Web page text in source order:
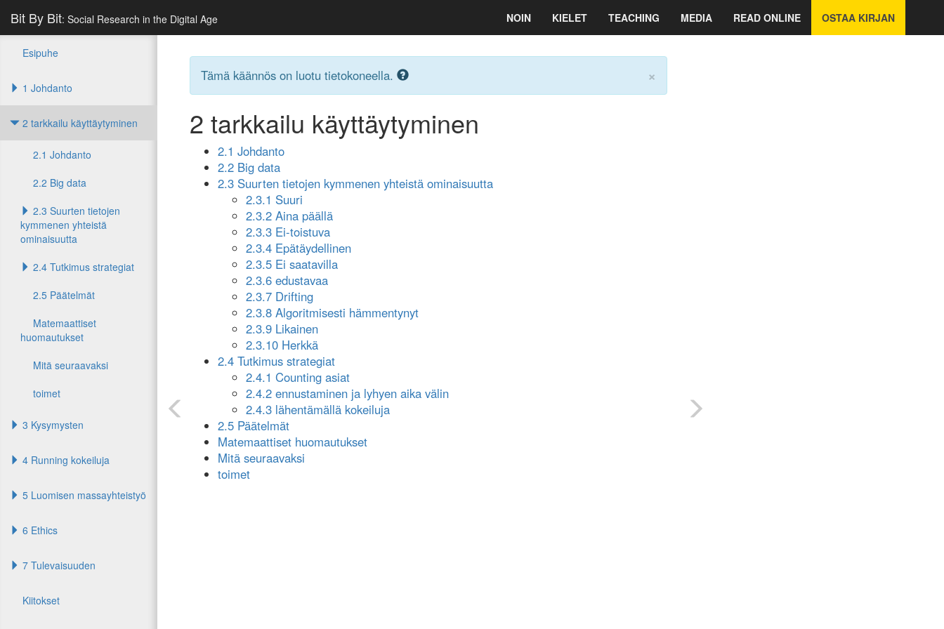
Bit By Bit: Social Research in the Digital Age NOIN KIELET TEACHING MEDIA READ ONLINE OSTAA KIRJAN
Esipuhe
1 Johdanto
2 tarkkailu käyttäytyminen
2.1 Johdanto
2.2 Big data
2.3 Suurten tietojen
kymmenen yhteistä
ominaisuutta
2.4 Tutkimus strategiat
2.5 Päätelmät
Matemaattiset
huomautukset
Mitä seuraavaksi
toimet
3 Kysymysten
4 Running kokeiluja
5 Luomisen massayhteistyö
6 Ethics
7 Tulevaisuuden
Kiitokset
Tämä käännös on luotu tietokoneella. ×
2 tarkkailu käyttäytyminen
2.1 Johdanto
2.2 Big data
2.3 Suurten tietojen kymmenen yhteistä ominaisuutta
2.3.1 Suuri
2.3.2 Aina päällä
2.3.3 Ei-toistuva
2.3.4 Epätäydellinen
2.3.5 Ei saatavilla
2.3.6 edustavaa
2.3.7 Drifting
2.3.8 Algoritmisesti hämmentynyt
2.3.9 Likainen
2.3.10 Herkkä
2.4 Tutkimus strategiat
2.4.1 Counting asiat
2.4.2 ennustaminen ja lyhyen aika välin
2.4.3 lähentämällä kokeiluja
2.5 Päätelmät
Matemaattiset huomautukset
Mitä seuraavaksi
toimet